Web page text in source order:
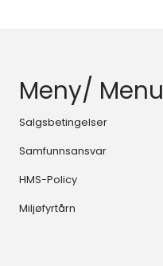
Meny/ Menu
Salgsbetingelser
Samfunnsansvar
HMS-Policy
Miljøfyrtårn